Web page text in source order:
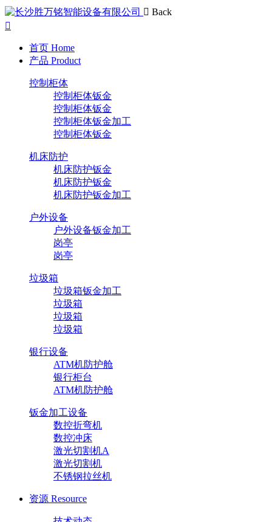
Back
首页 Home
产品 Product
控制柜体
控制柜体钣金
控制柜体钣金
控制柜体钣金加工
控制柜体钣金
机床防护
机床防护钣金
机床防护钣金
机床防护钣金加工
户外设备
户外设备钣金加工
岗亭
岗亭
垃圾箱
垃圾箱钣金加工
垃圾箱
垃圾箱
垃圾箱
银行设备
ATM机防护舱
银行柜台
ATM机防护舱
钣金加工设备
数控折弯机
数控冲床
激光切割机A
激光切割机
不锈钢拉丝机
资源 Resource